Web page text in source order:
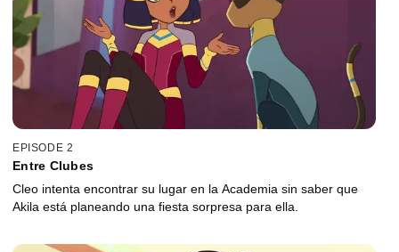
EPISODE 2
Entre Clubes
Cleo intenta encontrar su lugar en la Academia sin saber que
Akila está planeando una fiesta sorpresa para ella.